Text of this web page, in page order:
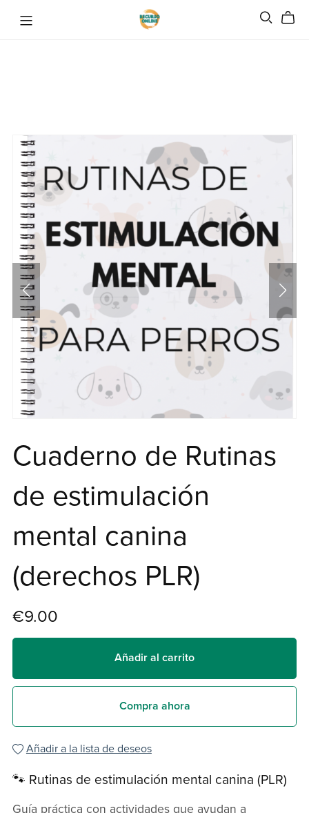
Cuaderno de Rutinas
de estimulación
mental canina
(derechos PLR)
€9.00
Añadir al carrito
Compra ahora
Añadir a la lista de deseos
🐾 Rutinas de estimulación mental canina (PLR)
Guía práctica con actividades que ayudan a